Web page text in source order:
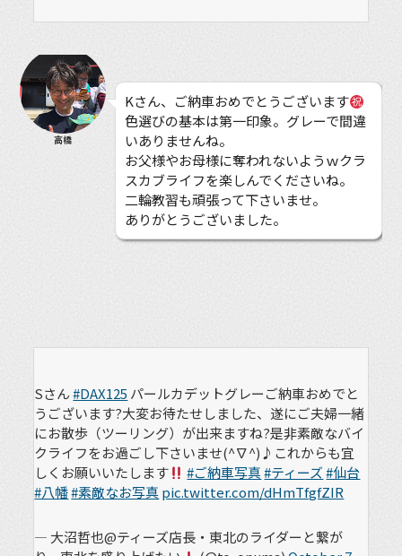
高橋
Kさん、ご納車おめでとうございます
色選びの基本は第一印象。グレーで間違
いありませんね。
お父様やお母様に奪われないようｗクラ
スカブライフを楽しんでくださいね。
二輪教習も頑張って下さいませ。
ありがとうございました。
Sさん#DAX125 パールカデットグレーご納車おめでと
うございます?大変お待たせしました、遂にご夫婦一緒
にお散歩（ツーリング）が出来ますね?是非素敵なバイ
クライフをお過ごし下さいませ(^∇^)♪これからも宜
しくお願いいたします
#ご納車写真#ティーズ#仙台
#八幡#素敵なお写真pic.twitter.com/dHmTfgfZIR
— 大沼哲也@ティーズ店長・東北のライダーと繋が